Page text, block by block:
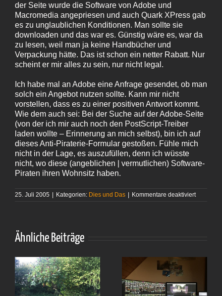
der Seite wurde die Software von Adobe und
Macromedia angepriesen und auch Quark XPress gab
es zu unglaublichen Konditionen. Man sollte sie
downloaden und das war es. Günstig wäre es, war da
zu lesen, weil man ja keine Handbücher und
Verpackung hätte. Das ist schon ein netter Rabatt. Nur
scheint er mir alles zu sein, nur nicht legal.
Ich habe mal an Adobe eine Anfrage gesendet, ob man
solch ein Angebot nutzen sollte. Kann mir nicht
vorstellen, dass es zu einer positiven Antwort kommt.
Wie dem auch sei: Bei der Suche auf der Adobe-Seite
(von der ich mir auch noch den PostScript-Treiber
laden wollte – Erinnerung an mich selbst), bin ich auf
dieses Anti-Piraterie-Formular gestoßen. Fühle mich
nicht in der Lage, es auszufüllen, denn ich wüsste
nicht, wo diese (angeblichen | vermutlichen) Software-
Piraten ihren Wohnsitz haben.
25. Juli 2005 | Kategorien: Dies und Das | Kommentare deaktiviertfür
Ähnliche Beiträge